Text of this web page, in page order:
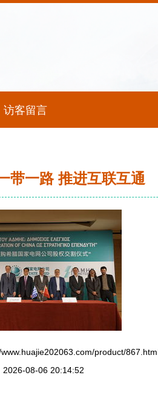
访客留言
带一路 推进互联互通
product/
2026-08-06 20:14:52